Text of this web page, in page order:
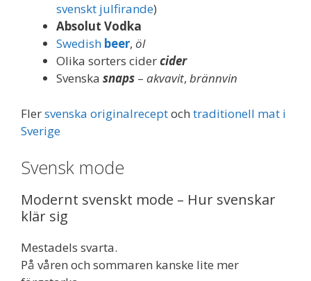
svenskt julfirande)
Absolut Vodka
Swedish beer, öl
Olika sorters cidercider
Svenska snaps – akvavit, brännvin
Flersvenska originalreceptoch traditionell mat i
Sverige
Svensk mode
Modernt svenskt mode – Hur svenskar
klär sig
Mestadels svarta.
På våren och sommaren kanske lite mer